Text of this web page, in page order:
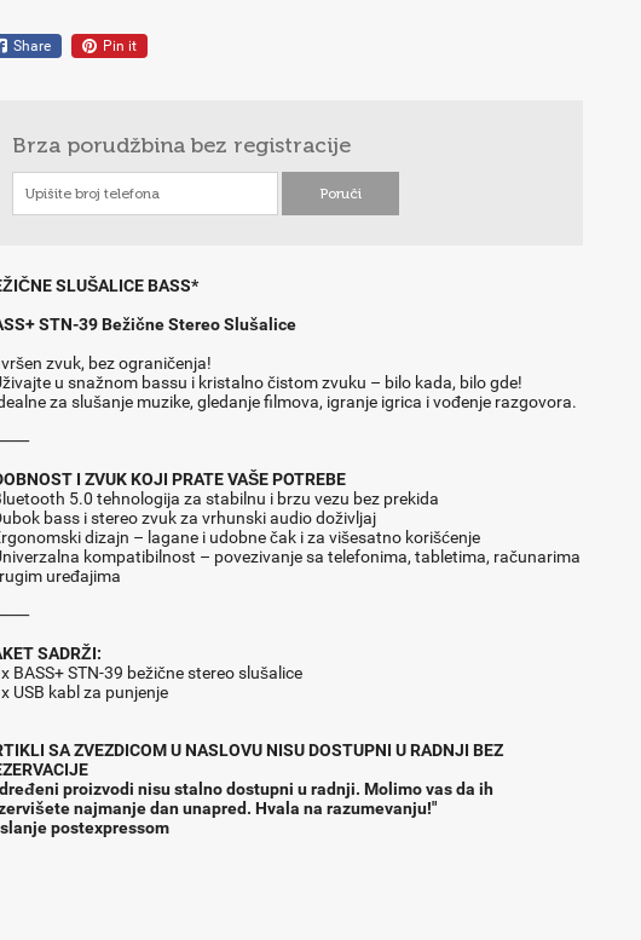
Share Pin it
Brza porudžbina bez registracije
SLUŠALICE BASS*
STN-39 Bežične Stereo Slušalice
zvuk, bez ograničenja!
u snažnom bassu i kristalno čistom zvuku – bilo kada, bilo gde!
za slušanje muzike, gledanje filmova, igranje igrica i vođenje razgovora.
I ZVUK KOJI PRATE VAŠE POTREBE
5.0 tehnologija za stabilnu i brzu vezu bez prekida
bass i stereo zvuk za vrhunski audio doživljaj
dizajn – lagane i udobne čak i za višesatno korišćenje
kompatibilnost – povezivanje sa telefonima, tabletima, računarima
uređajima
SADRŽI:
BASS+ STN-39 bežične stereo slušalice
USB kabl za punjenje
SA ZVEZDICOM U NASLOVU NISU DOSTUPNI U RADNJI BEZ
proizvodi nisu stalno dostupni u radnji. Molimo vas da ih
najmanje dan unapred. Hvala na razumevanju!"
postexpressom